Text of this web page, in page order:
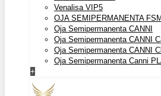
Venalisa VIP5
OJA SEMIPERMANENTA
Oja Semipermanenta CANNI
Oja Semipermanenta CANNI
Oja Semipermanenta CANNI
Oja Semipermanenta Canni
+